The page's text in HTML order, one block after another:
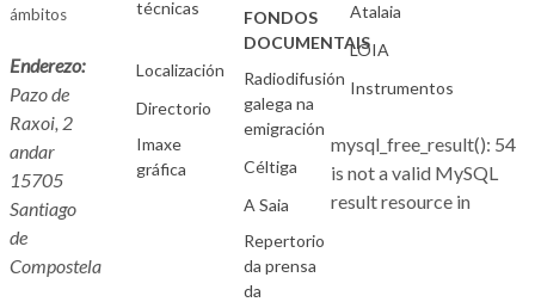
ámbitos
Enderezo:
Pazo de
Raxoi, 2
andar
15705
Santiago
de
Compostela
técnicas
Localización
Directorio
Imaxe
gráfica
FONDOS
DOCUMENTAIS
Radiodifusión
galega na
emigración
Céltiga
A Saia
Repertorio
da prensa
da
Atalaia
LOIA
Instrumentos
mysql_free_result(): 54
is not a valid MySQL
result resource in